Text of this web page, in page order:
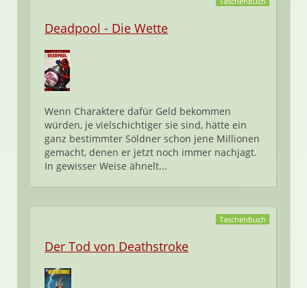
Deadpool - Die Wette
Wenn Charaktere dafür Geld bekommen
würden, je vielschichtiger sie sind, hätte ein
ganz bestimmter Söldner schon jene Millionen
gemacht, denen er jetzt noch immer nachjagt.
In gewisser Weise ähnelt...
Taschenbuch
Der Tod von Deathstroke